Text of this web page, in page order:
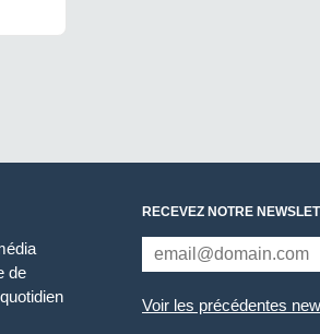
de
RECEVEZ NOTRE
Voir les précédentes